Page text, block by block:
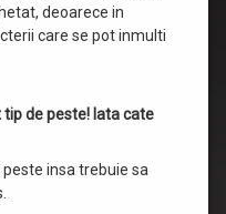
deoarece in
care se pot inmulti
de peste! Iata cate
insa trebuie sa